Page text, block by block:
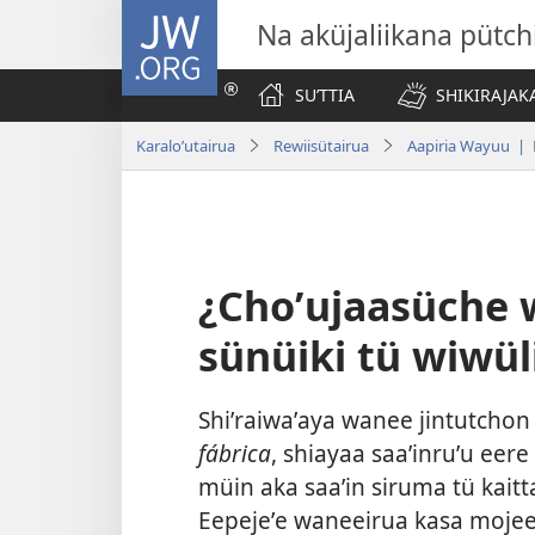
JW.ORG
Na aküjaliikana
SUʼTTIA
Karaloʼutairua Rewiisütairua Aapiria Wayuu |
¿Choʼujaasüche
sünüiki tü
Shiʼraiwaʼaya wanee
fábrica, shiayaa saaʼinruʼu
müin aka saaʼin siruma tü
Eepejeʼe waneeirua kasa